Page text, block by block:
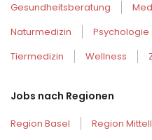
Gesundheitsberatung
Naturmedizin
Psychologie
Tiermedizin
Wellness
Jobs nach Regionen
Region Basel
Region